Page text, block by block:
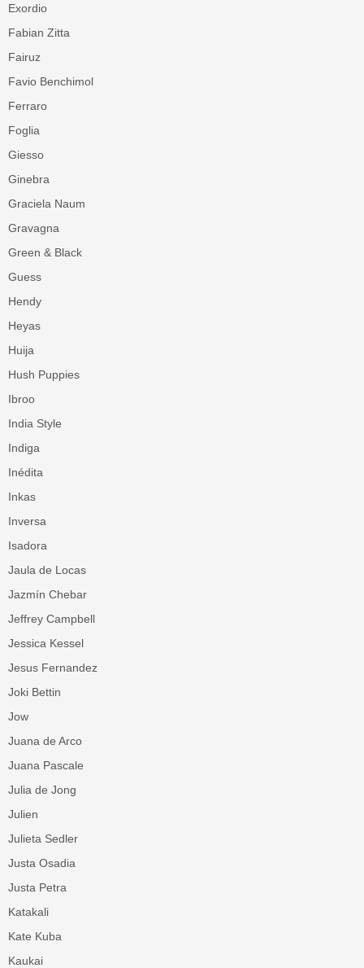
Exordio
Fabian Zitta
Fairuz
Favio Benchimol
Ferraro
Foglia
Giesso
Ginebra
Graciela Naum
Gravagna
Green & Black
Guess
Hendy
Heyas
Huija
Hush Puppies
Ibroo
India Style
Indiga
Inédita
Inkas
Inversa
Isadora
Jaula de Locas
Jazmín Chebar
Jeffrey Campbell
Jessica Kessel
Jesus Fernandez
Joki Bettin
Jow
Juana de Arco
Juana Pascale
Julia de Jong
Julien
Julieta Sedler
Justa Osadia
Justa Petra
Katakali
Kate Kuba
Kaukai